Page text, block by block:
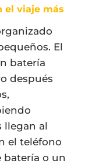
el viaje más
El
batería
después
llegan al
el teléfono
batería o un